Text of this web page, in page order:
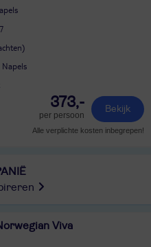
373,-
per persoon
Bekijk
Alle verplichte kosten inbegrepen!
Viva